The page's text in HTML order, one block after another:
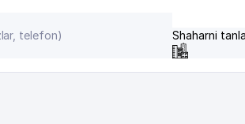
Shaharni